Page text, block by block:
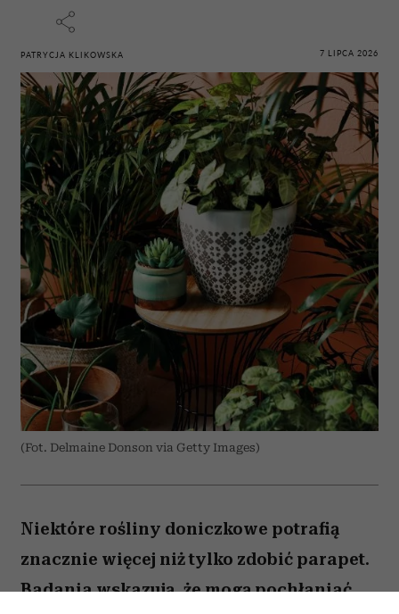
PATRYCJA KLIKOWSKA 7 LIPCA 2026
(Fot. Delmaine Donson via Getty Images)
Niektóre rośliny doniczkowe potrafią
znacznie więcej niż tylko zdobić parapet.
Badania wskazują, że mogą pochłaniać